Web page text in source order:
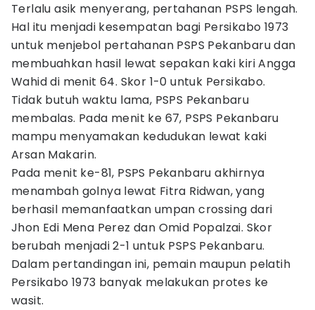
Terlalu asik menyerang, pertahanan PSPS lengah.
Hal itu menjadi kesempatan bagi Persikabo 1973
untuk menjebol pertahanan PSPS Pekanbaru dan
membuahkan hasil lewat sepakan kaki kiri Angga
Wahid di menit 64. Skor 1-0 untuk Persikabo.
Tidak butuh waktu lama, PSPS Pekanbaru
membalas. Pada menit ke 67, PSPS Pekanbaru
mampu menyamakan kedudukan lewat kaki
Arsan Makarin.
Pada menit ke-81, PSPS Pekanbaru akhirnya
menambah golnya lewat Fitra Ridwan, yang
berhasil memanfaatkan umpan crossing dari
Jhon Edi Mena Perez dan Omid Popalzai. Skor
berubah menjadi 2-1 untuk PSPS Pekanbaru.
Dalam pertandingan ini, pemain maupun pelatih
Persikabo 1973 banyak melakukan protes ke
wasit.